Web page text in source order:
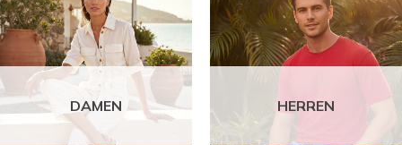
DAMEN HERREN